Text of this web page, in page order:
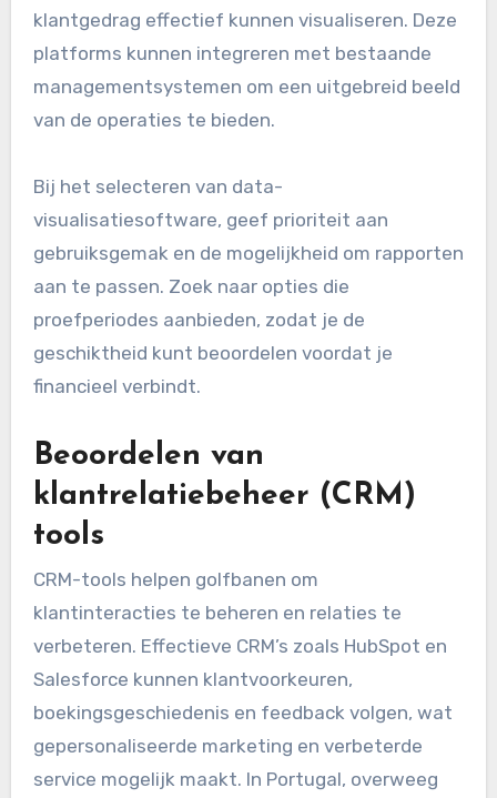
klantgedrag effectief kunnen visualiseren. Deze
platforms kunnen integreren met bestaande
managementsystemen om een uitgebreid beeld
van de operaties te bieden.
Bij het selecteren van data-
visualisatiesoftware, geef prioriteit aan
gebruiksgemak en de mogelijkheid om rapporten
aan te passen. Zoek naar opties die
proefperiodes aanbieden, zodat je de
geschiktheid kunt beoordelen voordat je
financieel verbindt.
Beoordelen van
klantrelatiebeheer (CRM)
tools
CRM-tools helpen golfbanen om
klantinteracties te beheren en relaties te
verbeteren. Effectieve CRM’s zoals HubSpot en
Salesforce kunnen klantvoorkeuren,
boekingsgeschiedenis en feedback volgen, wat
gepersonaliseerde marketing en verbeterde
service mogelijk maakt. In Portugal, overweeg